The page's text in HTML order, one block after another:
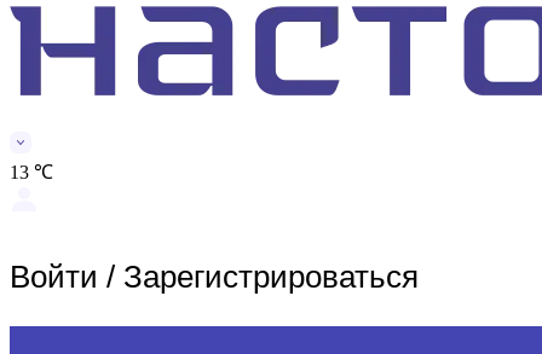
13 ℃
Войти / Зарегистрироваться